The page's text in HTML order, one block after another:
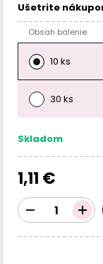
Ušetrite
Obsah balenie
10 ks
30 ks
Skladom
1,11 €